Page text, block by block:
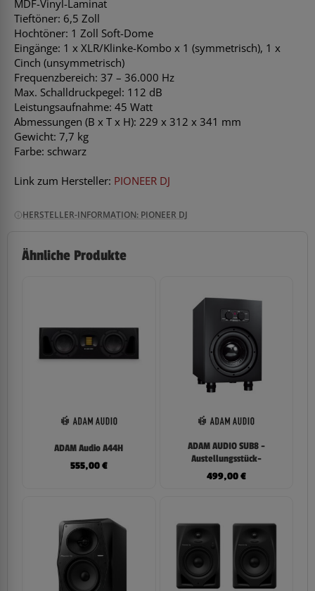
MDF-Vinyl-Laminat
Tieftöner: 6,5 Zoll
Hochtöner: 1 Zoll Soft-Dome
Eingänge: 1 x XLR/Klinke-Kombo x 1 (symmetrisch), 1 x
Cinch (unsymmetrisch)
Frequenzbereich: 37 – 36.000 Hz
Max. Schalldruckpegel: 112 dB
Leistungsaufnahme: 45 Watt
Abmessungen (B x T x H): 229 x 312 x 341 mm
Gewicht: 7,7 kg
Farbe: schwarz
Link zum Hersteller: PIONEER DJ
HERSTELLER-INFORMATION: PIONEER DJ
Ähnliche Produkte
ADAM Audio A44H
555,00€
ADAM AUDIO SUB8 -
Austellungsstück-
499,00€